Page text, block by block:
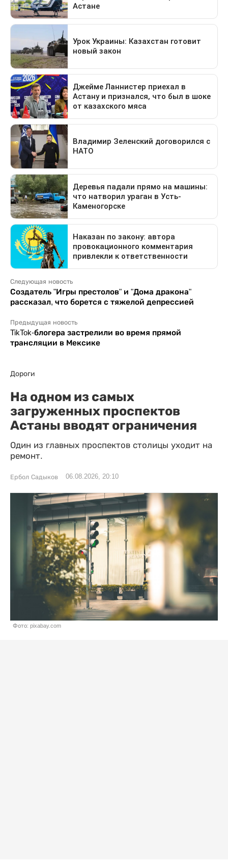
Следующая новость
Создатель "Игры престолов" и "Дома дракона"
рассказал, что борется с тяжелой депрессией
Предыдущая новость
TikTok-блогера застрелили во время прямой
трансляции в Мексике
Дороги
На одном из самых
загруженных проспектов
Астаны вводят ограничения
Один из главных проспектов столицы уходит на
ремонт.
Ербол Садыков 06.08.2026, 20:10
Фото: pixabay.com